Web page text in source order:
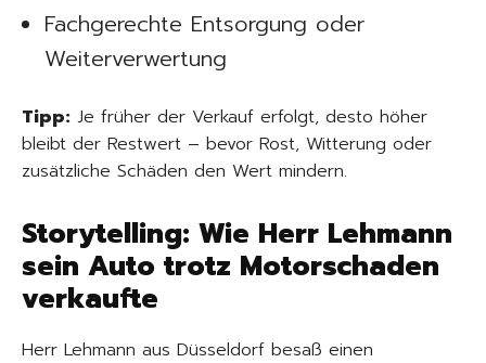
Fachgerechte Entsorgung oder
Weiterverwertung
Tipp: Je früher der Verkauf erfolgt, desto höher
bleibt der Restwert – bevor Rost, Witterung oder
zusätzliche Schäden den Wert mindern.
Storytelling: Wie Herr Lehmann
sein Auto trotz Motorschaden
verkaufte
Herr Lehmann aus Düsseldorf besaß einen